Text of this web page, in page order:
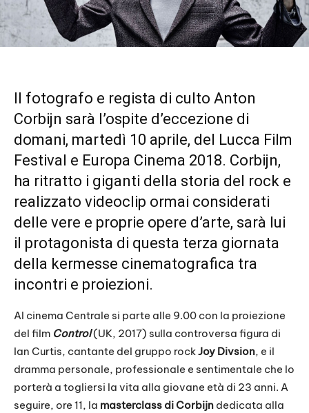
Il fotografo e regista di culto Anton
Corbijn sarà l’ospite d’eccezione di
domani, martedì 10 aprile, del Lucca Film
Festival e Europa Cinema 2018. Corbijn,
ha ritratto i giganti della storia del rock e
realizzato videoclip ormai considerati
delle vere e proprie opere d’arte, sarà lui
il protagonista di questa terza giornata
della kermesse cinematografica tra
incontri e proiezioni.
Al cinema Centrale si parte alle 9.00 con la proiezione
del film Control(UK, 2017) sulla controversa figura di
Ian Curtis, cantante del gruppo rockJoy Divsion, e il
dramma personale, professionale e sentimentale che lo
porterà a togliersi la vita alla giovane età di 23 anni. A
seguire, ore 11, la masterclass di Corbijn dedicata alla